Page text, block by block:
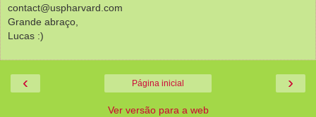
contact@uspharvard.com
Grande abraço,
Lucas :)
‹ ›
Página inicial
Ver versão para a web